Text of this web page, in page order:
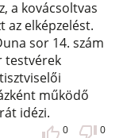
a kovácsoltvas
elképzelést.
sor 14. szám
testvérek
működő
idézi.
0 0